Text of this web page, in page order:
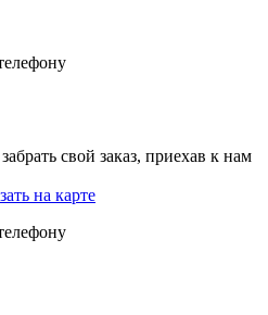
свой заказ, приехав к нам
на карте